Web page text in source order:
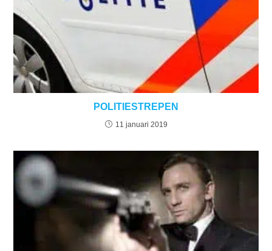
POLITIESTREPEN
11 januari 2019